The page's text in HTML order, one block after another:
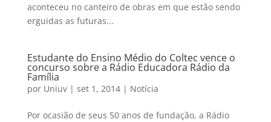
aconteceu no canteiro de obras em que estão sendo
erguidas as futuras...
Estudante do Ensino Médio do Coltec vence o
concurso sobre a Rádio Educadora Rádio da
Família
por Uniuv| set 1, 2014| Notícia
Por ocasião de seus 50 anos de fundação, a Rádio